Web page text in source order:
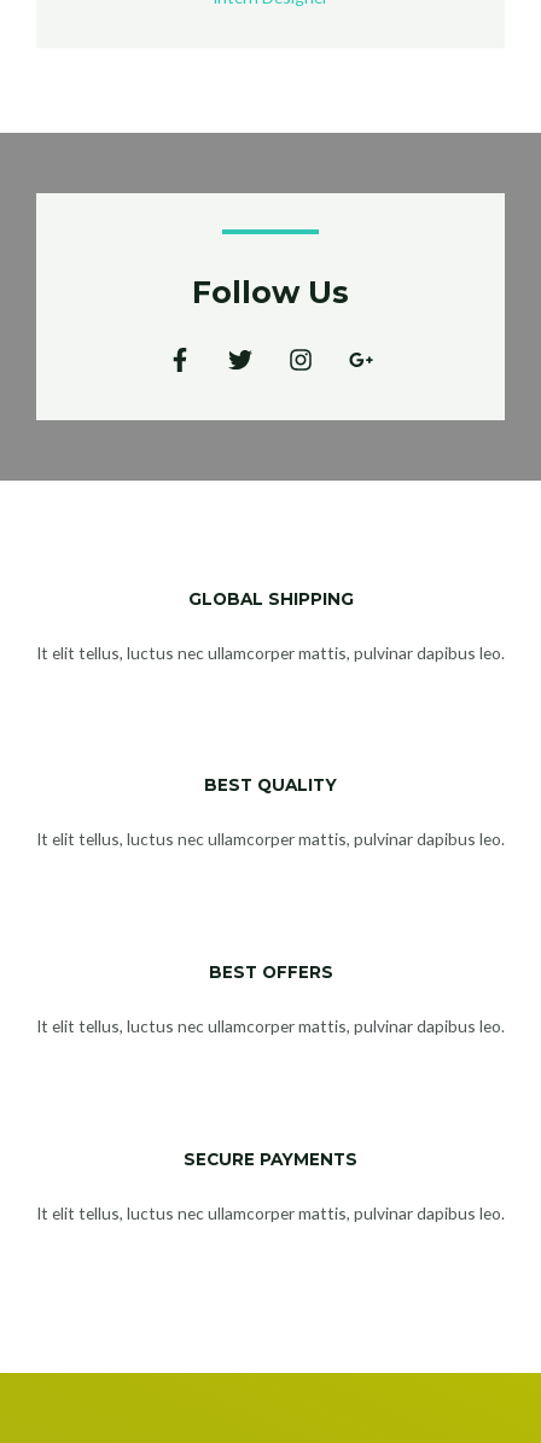
Follow Us​
GLOBAL SHIPPING
It elit tellus, luctus nec ullamcorper mattis, pulvinar dapibus leo.​
BEST QUALITY
It elit tellus, luctus nec ullamcorper mattis, pulvinar dapibus leo.​
BEST OFFERS
It elit tellus, luctus nec ullamcorper mattis, pulvinar dapibus leo.​
SECURE PAYMENTS
It elit tellus, luctus nec ullamcorper mattis, pulvinar dapibus leo.​